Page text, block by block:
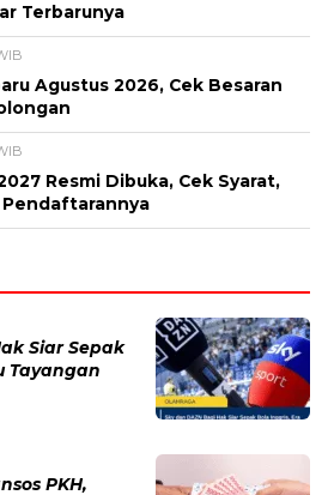
Terbarunya
Agustus 2026, Cek Besaran
Resmi Dibuka, Cek Syarat,
Siar Sepak
Tayangan
PKH,